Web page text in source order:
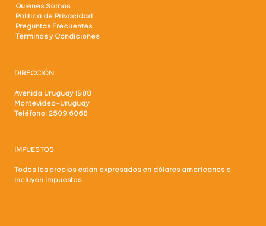
Quienes Somos
Politica de Privacidad
Preguntas Frecuentes
Terminos y Condiciones
DIRECCIÓN
Avenida Uruguay 1988
Montevideo-Uruguay
Teléfono: 2509 6068
IMPUESTOS
Todos los precios están expresados en dólares americanos e
incluyen impuestos